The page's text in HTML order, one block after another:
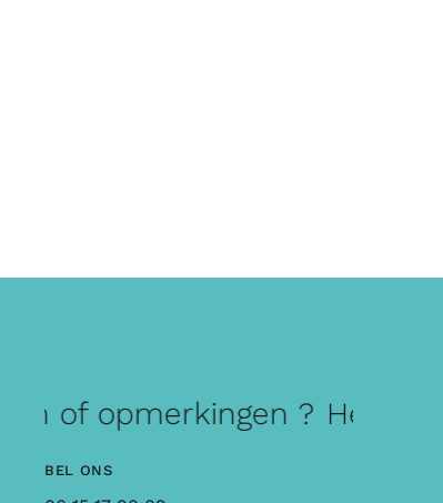
of opmerkingen ? Heb je
BEL ONS